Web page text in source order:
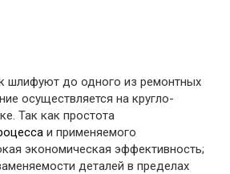
шлифуют до одного из ремонтных
осуществляется на кругло-
Так как простота
и применяемого
экономическая эффективность;
деталей в пределах